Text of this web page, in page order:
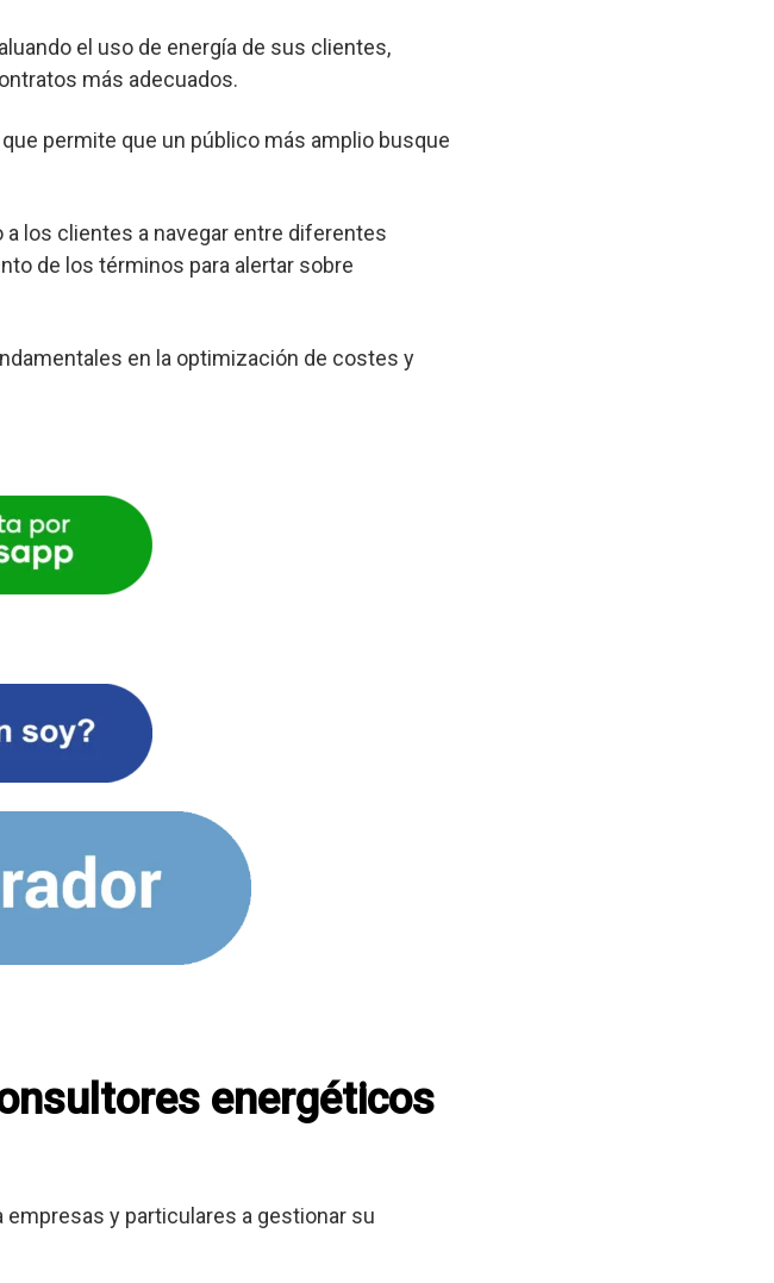
el uso de energía de sus clientes,
más adecuados.
permite que un público más amplio busque
los clientes a navegar entre diferentes
de los términos para alertar sobre
en la optimización de costes y
energéticos
y particulares a gestionar su